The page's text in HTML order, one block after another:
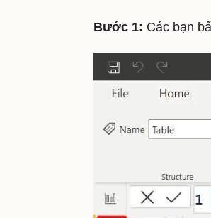
Bước 1: Các bạn